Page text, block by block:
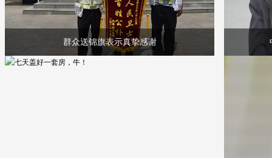
群众送锦旗表示真挚感谢